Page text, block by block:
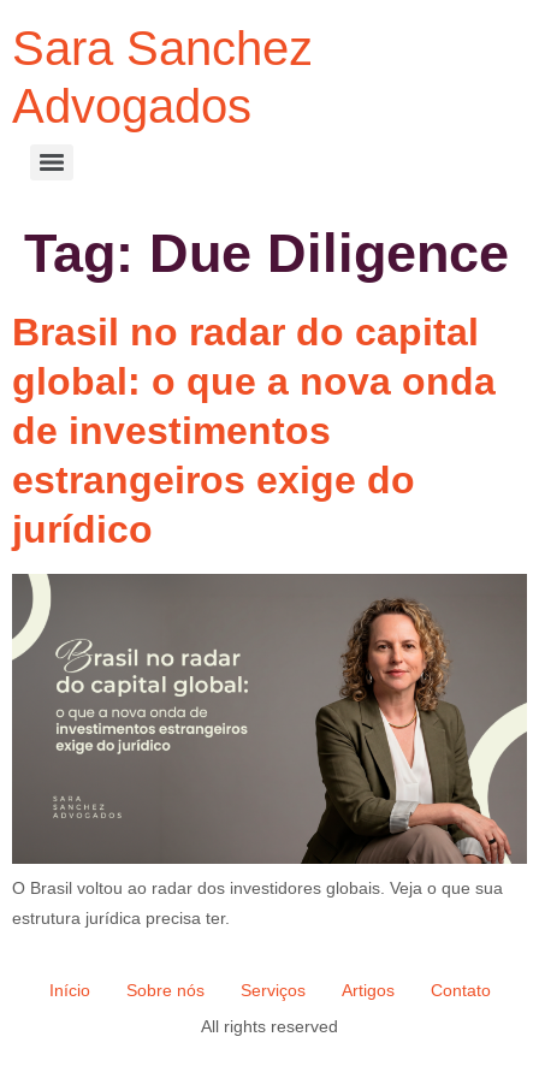
Sara Sanchez
Advogados
Tag: Due Diligence
Brasil no radar do capital
global: o que a nova onda
de investimentos
estrangeiros exige do
jurídico
O Brasil voltou ao radar dos investidores globais. Veja o que sua
estrutura jurídica precisa ter.
Início Sobre nós Serviços Artigos
Contato
All rights reserved